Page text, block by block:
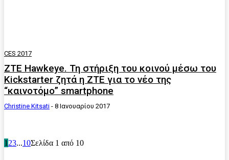
CES 2017
ΖΤΕ Hawkeye. Τη στήριξη του κοινού μέσω του
Kickstarter ζητά η ZTE για το νέο της
“καινοτόμο” smartphone
Christine Kitsati - 8 Ιανουαρίου 2017
1 23...10Σελίδα 1 από 10